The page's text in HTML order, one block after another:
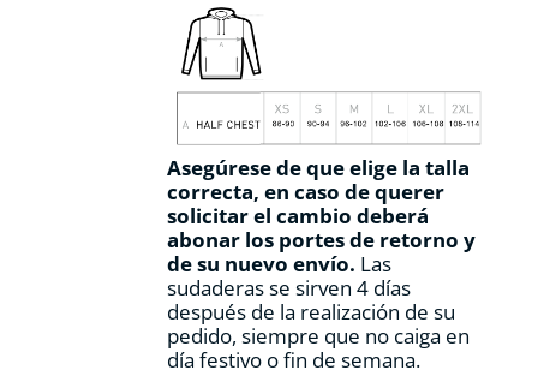
Asegúrese de que elige la talla
correcta, en caso de querer
solicitar el cambio deberá
abonar los portes de retorno y
de su nuevo envío. Las
sudaderas se sirven 4 días
después de la realización de su
pedido, siempre que no caiga en
día festivo o fin de semana.